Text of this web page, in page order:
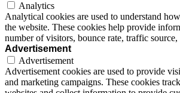
Analytics
Analytical cookies are used to understand
the website. These cookies help provide
number of visitors, bounce rate, traffic source,
Advertisement
Advertisement
Advertisement cookies are used to provide
and marketing campaigns. These cookies